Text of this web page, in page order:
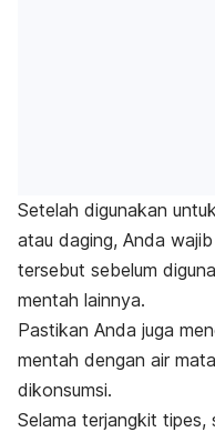
Setelah digunakan
atau daging, Anda
tersebut sebelum
mentah lainnya.
Pastikan Anda juga
mentah dengan air
dikonsumsi.
Selama terjangkit tipes,